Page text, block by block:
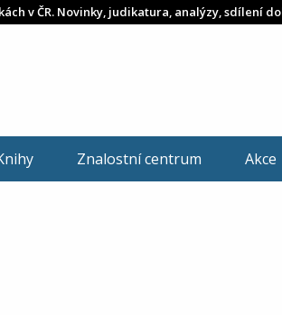
v ČR. Novinky, judikatura, analýzy, sdílení
Znalostní centrum Akce